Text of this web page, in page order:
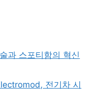
과 스포티함의 혁신
전기차 시